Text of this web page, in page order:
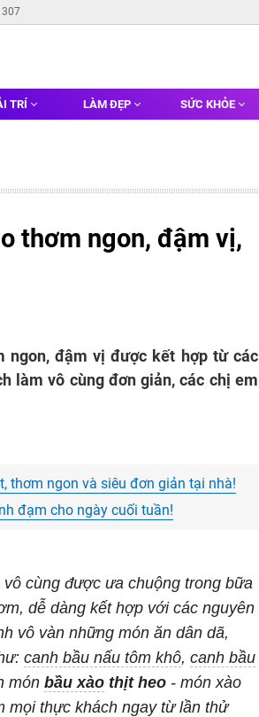
307
TRÍ LÀM ĐẸP SỨC KHỎE
thơm ngon, đậm vị,
ngon, đậm vị được kết hợp từ các
làm vô cùng đơn giản, các chị em
thơm ngon và siêu đơn giản tại nhà!
đạm cho ngày cuối tuần!
cùng được ưa chuộng trong bữa
dễ dàng kết hợp với các nguyên
vô vàn những món ăn dân dã,
canh bầu nấu tôm khô, canh bầu
món bầu xào thịt heo - món xào
mọi thực khách ngay từ lần thử